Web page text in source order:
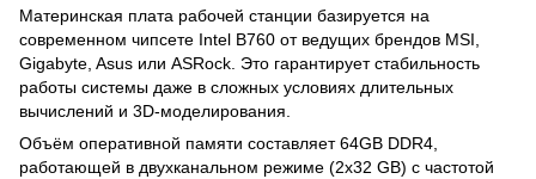
Материнская плата рабочей станции базируется на
современном чипсете Intel B760 от ведущих брендов MSI,
Gigabyte, Asus или ASRock. Это гарантирует стабильность
работы системы даже в сложных условиях длительных
вычислений и 3D-моделирования.
Объём оперативной памяти составляет 64GB DDR4,
работающей в двухканальном режиме (2x32 GB) с частотой